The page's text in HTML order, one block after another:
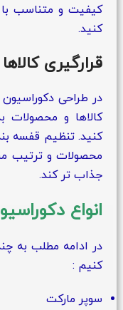
کیفیت و متناسب
کنید.
قرارگیری
در طراحی
کالاها و محصولات
کنید. تنظیم قفسه‌
محصولات و ترتیب
جذاب‌ تر کند.
انواع
در ادامه مطلب به
کنیم :
سوپر مارکت